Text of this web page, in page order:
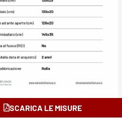
SCARICA LE MISURE